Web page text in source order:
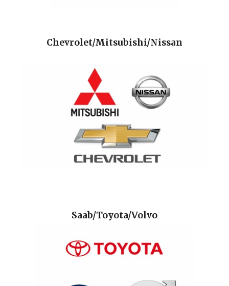
Chevrolet/Mitsubishi/Nissan
Saab/Toyota/Volvo